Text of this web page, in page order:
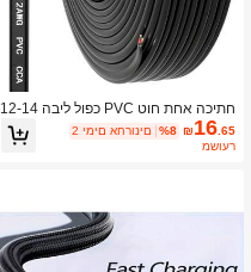
חתיכה אחת חוט PVC כפול ליבה 12-14
-16-18 AWG, מתח נמוך 12V/אלומיניום
מצופה נחושת (CCA)/גמיש/כפול ליבה, מ
₪16.65
%8
2 ימים אחרונים
משוער